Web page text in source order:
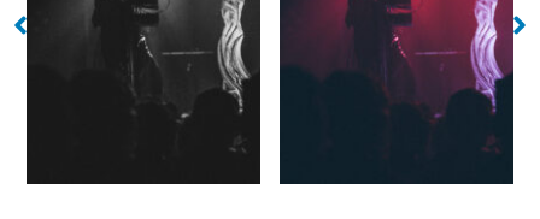
No Caption No Caption